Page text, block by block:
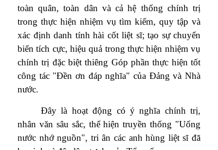
toàn quân, toàn dân và cả hệ thống chính trị
trong thực hiện nhiệm vụ tìm kiếm, quy tập và
xác định danh tính hài cốt liệt sĩ; tạo sự chuyển
biến tích cực, hiệu quả trong thực hiện nhiệm vụ
chính trị đặc biệt thiêng Góp phần thực hiện tốt
công tác "Đền ơn đáp nghĩa" của Đảng và Nhà
nước.
Đây là hoạt động có ý nghĩa chính trị,
nhân văn sâu sắc, thể hiện truyền thống "Uống
nước nhớ nguồn", tri ân các anh hùng liệt sĩ đã